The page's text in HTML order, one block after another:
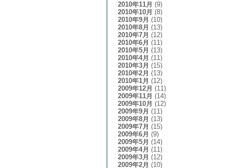
2010年11月 (9)
2010年10月 (8)
2010年9月 (10)
2010年8月 (13)
2010年7月 (12)
2010年6月 (11)
2010年5月 (13)
2010年4月 (11)
2010年3月 (15)
2010年2月 (13)
2010年1月 (12)
2009年12月 (11)
2009年11月 (14)
2009年10月 (12)
2009年9月 (11)
2009年8月 (13)
2009年7月 (15)
2009年6月 (9)
2009年5月 (14)
2009年4月 (11)
2009年3月 (12)
2009年2月 (10)